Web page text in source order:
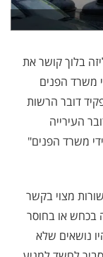
בלוך קושר את
משרד הפנים
דובר הרשות
העירייה
משרד הפנים"
מצוי בקשר
בכחש או בחוסר
נושאים שלא